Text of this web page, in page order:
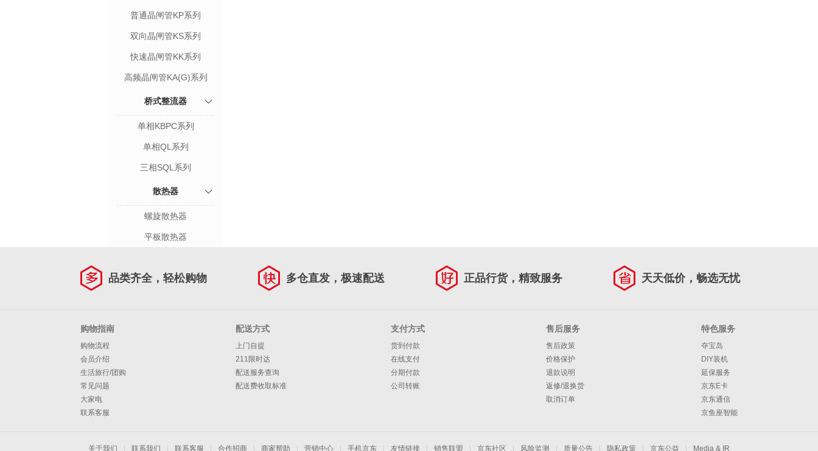
普通晶闸管KP系列
双向晶闸管KS系列
快速晶闸管KK系列
高频晶闸管KA(G)系列
桥式整流器
单相KBPC系列
单相QL系列
三相SQL系列
散热器
螺旋散热器
平板散热器
品类齐全，轻松购物 多仓直发，极速配送 正品行货，精致服务 天天低价，畅选无忧
购物指南
购物流程
会员介绍
生活旅行/团购
常见问题
大家电
联系客服
配送方式
上门自提
211限时达
配送服务查询
配送费收取标准
支付方式
货到付款
在线支付
分期付款
公司转账
售后服务
售后政策
价格保护
退款说明
返修/退换货
取消订单
特色服务
夺宝岛
DIY装机
延保服务
京东E卡
京东通信
京鱼座智能
关于我们 联系我们 联系客服 合作招商 商家帮助 营销中心 手机京东 友情链接 销售联盟 京东社区 风险监测 质量公告 隐私政策 京东公益 Media & IR